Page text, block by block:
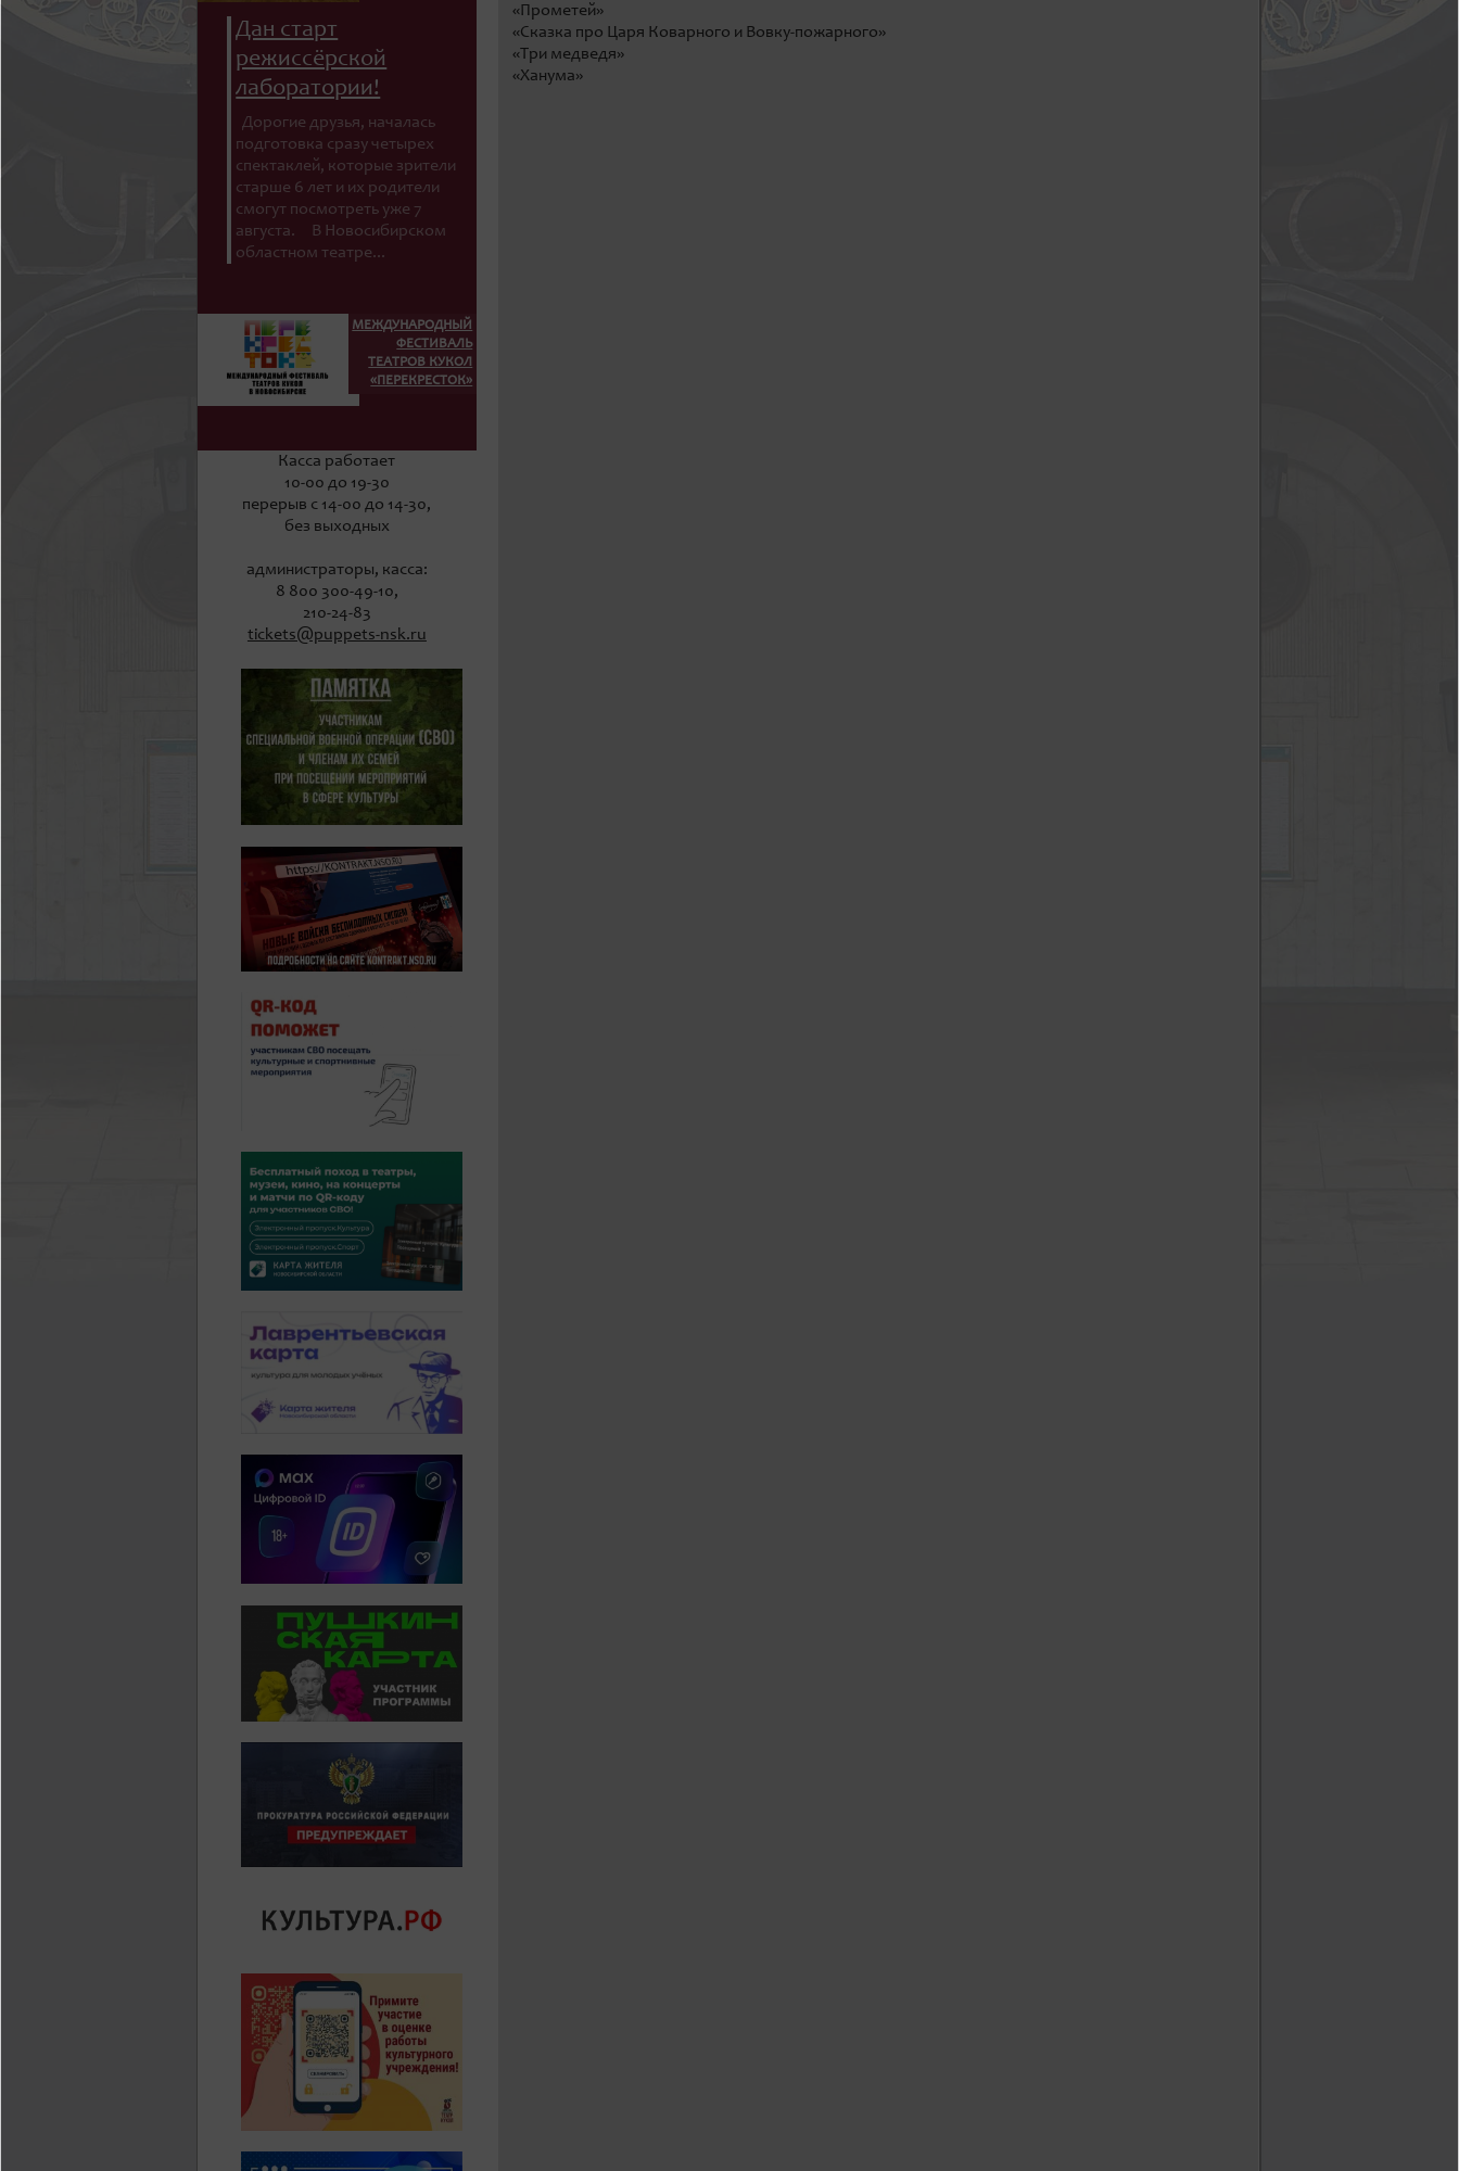
Дан старт
режиссёрской
лаборатории!
Дорогие друзья, началась
подготовка сразу четырех
спектаклей, которые зрители
старше 6 лет и их родители
смогут посмотреть уже 7
августа. В Новосибирском
областном театре...
МЕЖДУНАРОДНЫЙ
ФЕСТИВАЛЬ
ТЕАТРОВ КУКОЛ
«ПЕРЕКРЕСТОК»
Касса работает
10-00 до 19-30
перерыв с 14-00 до 14-30,
без выходных
администраторы, касса:
8 800 300-49-10,
210-24-83
tickets@puppets-nsk.ru
«Прометей»
«Сказка про Царя Коварного и Вовку-пожарного»
«Три медведя»
«Ханума»